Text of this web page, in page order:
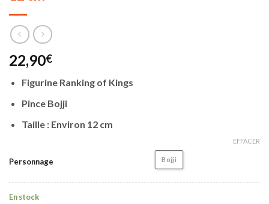
22,90€
Figurine Ranking of Kings
Pince Bojji
Taille : Environ 12 cm
Personnage Bojji
EFFACER
En stock